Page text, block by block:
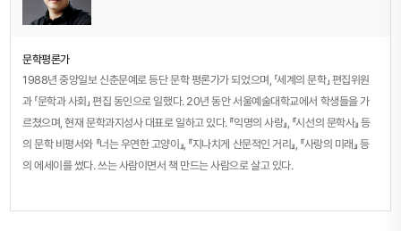
문학평론가
1988년 중앙일보 신춘문예로 등단 문학 평론가가 되었으며, 「세계의 문학」 편집위원
과 「문학과 사회」 편집 동인으로 일했다. 20년 동안 서울예술대학교에서 학생들을 가
르쳤으며, 현재 문학과지성사 대표로 일하고 있다. 『익명의 사랑』, 『시선의 문학사』 등
의 문학 비평서와 『너는 우연한 고양이』, 『지나치게 산문적인 거리』, 『사랑의 미래』 등
의 에세이를 썼다. 쓰는 사람이면서 책 만드는 사람으로 살고 있다.